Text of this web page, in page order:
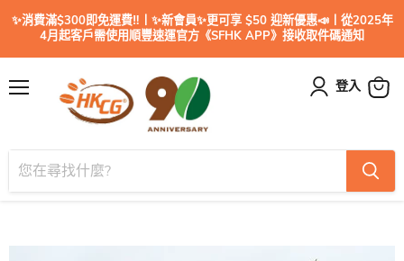
✨消費滿$300即免運費‼️丨✨新會員✨更可享 $50 迎新優惠📣丨從2025年
4月起客戶需使用順豐速運官方《SFHK APP》接收取件碼通知
登入
查
物
車